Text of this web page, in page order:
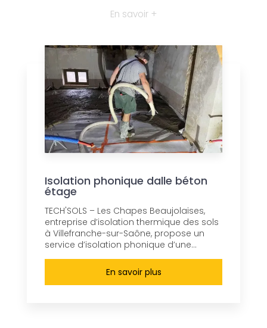
En savoir +
Isolation phonique dalle béton
étage
TECH'SOLS – Les Chapes Beaujolaises,
entreprise d’isolation thermique des sols
à Villefranche-sur-Saône, propose un
service d’isolation phonique d’une...
En savoir plus